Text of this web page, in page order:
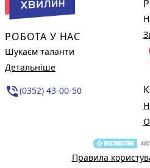
РОБОТА У НАС
Шукаєм таланти
Детальніше
phone_in_talk(0352) 43-00-50
Правила